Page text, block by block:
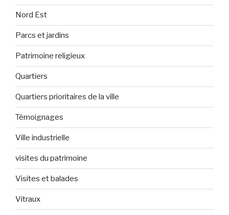
Nord Est
Parcs et jardins
Patrimoine religieux
Quartiers
Quartiers prioritaires de la ville
Témoignages
Ville industrielle
visites du patrimoine
Visites et balades
Vitraux